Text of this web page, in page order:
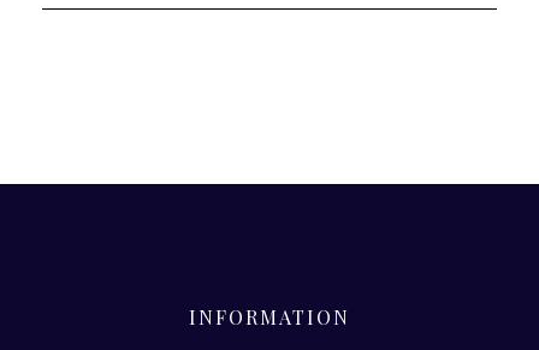
INFORMATION